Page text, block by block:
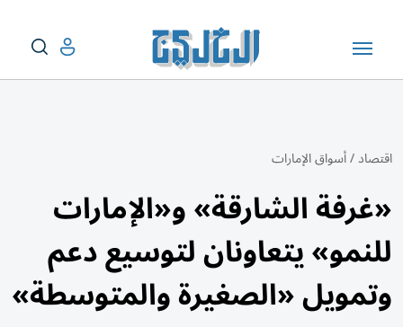
اقتصاد/أسواق الإمارات
«غرفة الشارقة» و«الإمارات
للنمو» يتعاونان لتوسيع دعم
وتمويل «الصغيرة والمتوسطة»